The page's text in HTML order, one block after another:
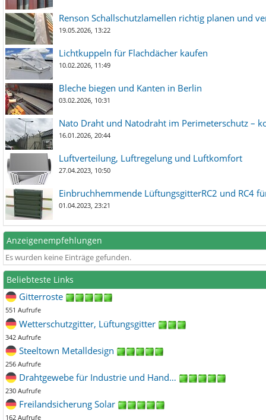
Renson Schallschutzlamellen richtig planen und
19.05.2026, 13:22
Lichtkuppeln für Flachdächer kaufen
10.02.2026, 11:49
Bleche biegen und Kanten in Berlin
03.02.2026, 10:31
Nato Draht und Natodraht im Perimeterschutz –
16.01.2026, 20:44
Luftverteilung, Luftregelung und Luftkomfort
27.04.2023, 10:50
Einbruchhemmende LüftungsgitterRC2 und RC4
01.04.2023, 23:21
Anzeigenempfehlungen
Es wurden keine Einträge gefunden.
Beliebteste Links
Gitterroste
551 Aufrufe
Wetterschutzgitter, Lüftungsgitter
342 Aufrufe
Steeltown Metalldesign
256 Aufrufe
Drahtgewebe für Industrie und Hand…
230 Aufrufe
Freilandsicherung Solar
162 Aufrufe